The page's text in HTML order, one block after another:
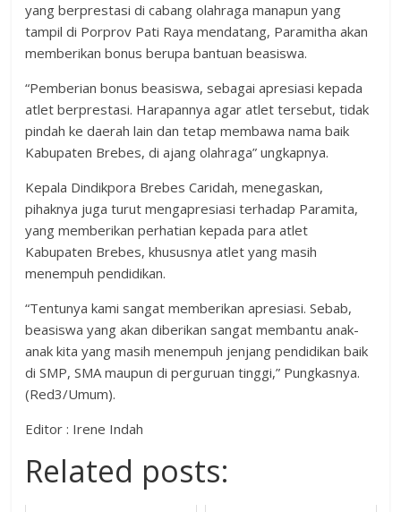
yang berprestasi di cabang olahraga manapun yang
tampil di Porprov Pati Raya mendatang, Paramitha akan
memberikan bonus berupa bantuan beasiswa.
“Pemberian bonus beasiswa, sebagai apresiasi kepada
atlet berprestasi. Harapannya agar atlet tersebut, tidak
pindah ke daerah lain dan tetap membawa nama baik
Kabupaten Brebes, di ajang olahraga” ungkapnya.
Kepala Dindikpora Brebes Caridah, menegaskan,
pihaknya juga turut mengapresiasi terhadap Paramita,
yang memberikan perhatian kepada para atlet
Kabupaten Brebes, khususnya atlet yang masih
menempuh pendidikan.
“Tentunya kami sangat memberikan apresiasi. Sebab,
beasiswa yang akan diberikan sangat membantu anak-
anak kita yang masih menempuh jenjang pendidikan baik
di SMP, SMA maupun di perguruan tinggi,” Pungkasnya.
(Red3/Umum).
Editor : Irene Indah
Related posts: